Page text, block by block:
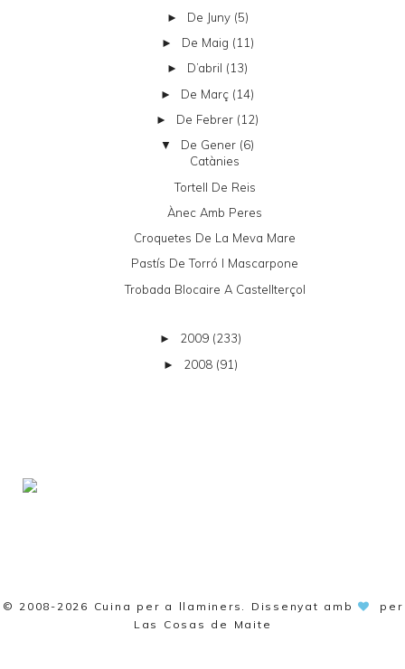
► De Juny (5)
► De Maig (11)
► D’abril (13)
► De Març (14)
► De Febrer (12)
▼ De Gener (6)
Catànies
Tortell De Reis
Ànec Amb Peres
Croquetes De La Meva Mare
Pastís De Torró I Mascarpone
Trobada Blocaire A Castellterçol
► 2009 (233)
► 2008 (91)
© 2008-2026 Cuina per a llaminers . Dissenyat amb
per
Las Cosas de Maite